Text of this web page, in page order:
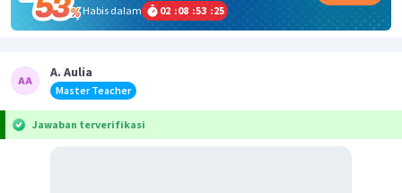
Habis dalam
02 :08 :53 :25
A. Aulia
Master Teacher
Jawaban terverifikasi